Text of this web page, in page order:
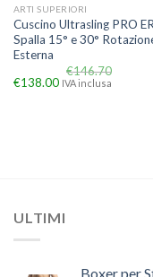
ARTI SUPERIORI
Cuscino Ultrasling PRO ER
Spalla 15° e 30°
Esterna
€146.70
€138.00 IVA inclusa
ULTIMI
Boxer per